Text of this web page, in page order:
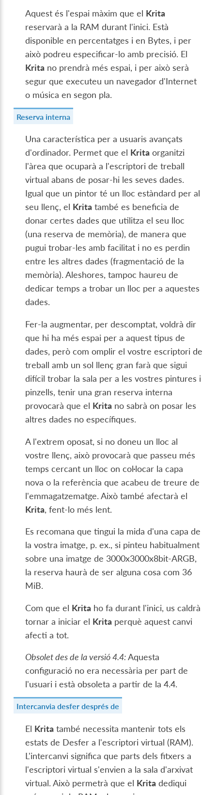
Aquest és l'espai màxim que el Krita
reservarà a la RAM durant l'inici. Està
disponible en percentatges i en Bytes, i per
això podreu especificar-lo amb precisió. El
Krita no prendrà més espai, i per això serà
segur que executeu un navegador d'Internet
o música en segon pla.
Reserva interna
Una característica per a usuaris avançats
d'ordinador. Permet que el Krita organitzi
l'àrea que ocuparà a l'escriptori de treball
virtual abans de posar-hi les seves dades.
Igual que un pintor té un lloc estàndard per al
seu llenç, el Krita també es beneficia de
donar certes dades que utilitza el seu lloc
(una reserva de memòria), de manera que
pugui trobar-les amb facilitat i no es perdin
entre les altres dades (fragmentació de la
memòria). Aleshores, tampoc haureu de
dedicar temps a trobar un lloc per a aquestes
dades.
Fer-la augmentar, per descomptat, voldrà dir
que hi ha més espai per a aquest tipus de
dades, però com omplir el vostre escriptori de
treball amb un sol llenç gran farà que sigui
difícil trobar la sala per a les vostres pintures i
pinzells, tenir una gran reserva interna
provocarà que el Krita no sabrà on posar les
altres dades no específiques.
A l'extrem oposat, si no doneu un lloc al
vostre llenç, això provocarà que passeu més
temps cercant un lloc on col·locar la capa
nova o la referència que acabeu de treure de
l'emmagatzematge. Això també afectarà el
Krita, fent-lo més lent.
Es recomana que tingui la mida d'una capa de
la vostra imatge, p. ex., si pinteu habitualment
sobre una imatge de 3000x3000x8bit-ARGB,
la reserva haurà de ser alguna cosa com 36
MiB.
Com que el Krita ho fa durant l'inici, us caldrà
tornar a iniciar el Krita perquè aquest canvi
afecti a tot.
Obsolet des de la versió 4.4:Aquesta
configuració no era necessària per part de
l'usuari i està obsoleta a partir de la 4.4.
Intercanvia desfer després de
El Krita també necessita mantenir tots els
estats de Desfer a l'escriptori virtual (RAM).
L'intercanvi significa que parts dels fitxers a
l'escriptori virtual s'envien a la sala d'arxivat
virtual. Això permetrà que el Krita dediqui